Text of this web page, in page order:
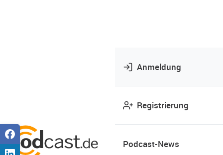
Anmeldung
Registrierung
Podcast-News